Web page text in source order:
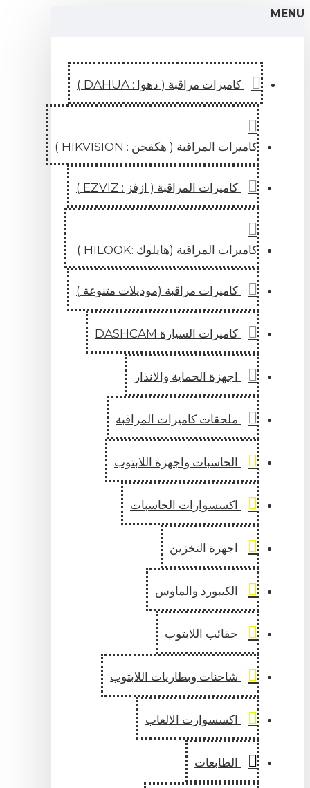
كاميرات مراقبة ( دهوا : DAHUA )
كاميرات المراقبة ( هكفجن : HIKVISION )
كاميرات المراقبة ( ازفز : EZVIZ )
كاميرات المراقبة (هايلوك :HILOOK )
كاميرات مراقبة (موديلات متنوعة )
كاميرات السيارة DASHCAM
اجهزة الحماية والانذار
ملحقات كاميرات المراقبة
الحاسبات واجهزة اللابتوب
اكسسوارات الحاسبات
اجهزة التخزين
الكيبورد والماوس
حقائب اللابتوب
شاحنات وبطاريات اللابتوب
اكسسوارت الالعاب
الطابعات